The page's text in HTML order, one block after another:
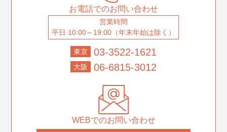
お電話でのお問い合わせ
営業時間
平日 10:00～19:00（年末年始は除く）
東京 03-3522-1621
大阪 06-6815-3012
WEBでのお問い合わせ